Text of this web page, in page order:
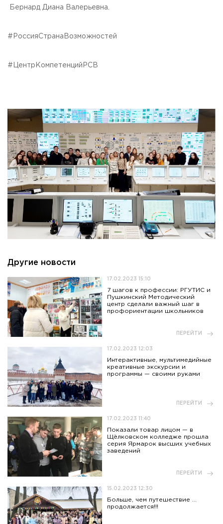
Бернард Диана Валерьевна.
#РоссияСтранаВозможностей
#ЦентрКомпетенцийРСВ
Другие новости
17.02.2023 15:10
7 шагов к профессии: РГУТИС и
Пушкинский Методический
центр сделали важный шаг в
профориентации школьников
ПЕРЕЙТИ
17.02.2023 12:03
Интерактивные, мультимедийные
креативные экскурсии и
программы — своими руками
ПЕРЕЙТИ
17.02.2023 11:40
Показали товар лицом — в
Щёлковском колледже прошла
серия Ярмарок высших учебных
заведений
ПЕРЕЙТИ
15.02.2023 12:30
Больше, чем путешествие …
продолжается!!!